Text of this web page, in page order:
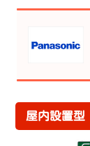
屋内設置型